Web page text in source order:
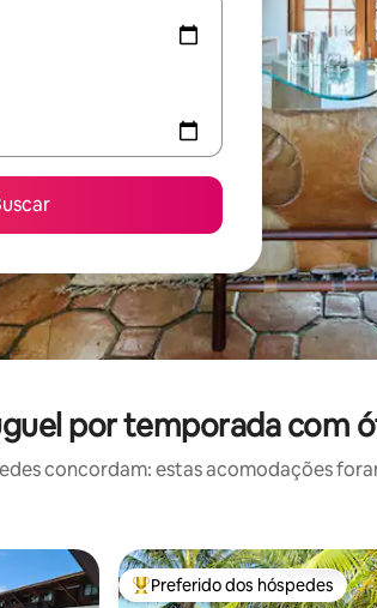
por temporada com
concordam: estas acomodações
Entre os melhores preferidos
Preferido dos hóspedes